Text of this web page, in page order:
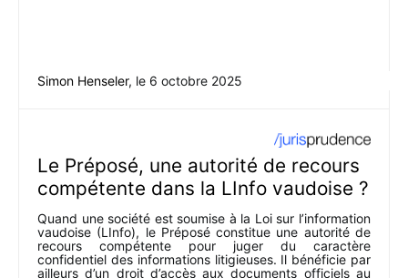
Simon Henseler, le 6 octobre 2025
Le Préposé, une autorité de recours
compétente dans la LInfo vaudoise ?
Quand une société est soumise à la Loi sur l’information
vaudoise (LInfo), le Préposé constitue une autorité de
recours compétente pour juger du caractère
confidentiel des informations litigieuses. Il bénéficie par
ailleurs d’un droit d’accès aux documents officiels au